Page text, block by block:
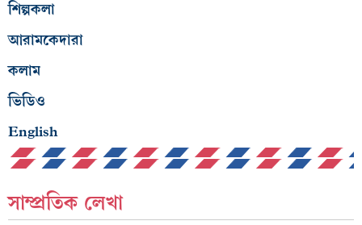
শিল্পকলা
আরামকেদারা
কলাম
ভিডিও
English
সাম্প্রতিক লেখা